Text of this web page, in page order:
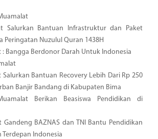
Salurkan Bantuan Infrastruktur dan Paket
Peringatan Nuzulul Quran 1438H
: Bangga Berdonor Darah Untuk Indonesia
Salurkan Bantuan Recovery Lebih Dari Rp 250
Banjir Bandang di Kabupaten Bima
Berikan Beasiswa Pendidikan di
Gandeng BAZNAS dan TNI Bantu Pendidikan
Terdepan Indonesia